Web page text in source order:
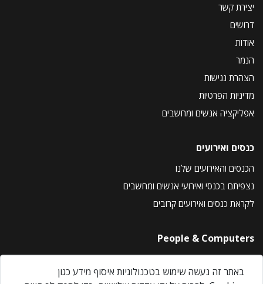
יצירת קשר
דרושים
אודות
הנמר
הצהרת נגישות
מדיניות הפרטיות
אפליקציה אנשים ומחשבים
כנסים ואירועים
הכנסים והאירועים שלנו
נצפיתם בכנסי ואירועי אנשים ומחשבים
לקראת כנסים ואירועים קרובים
People & Computers
About Us
Privacy Policy
באתר זה נעשה שימוש בטכנולוגיות איסוף מידע כגון